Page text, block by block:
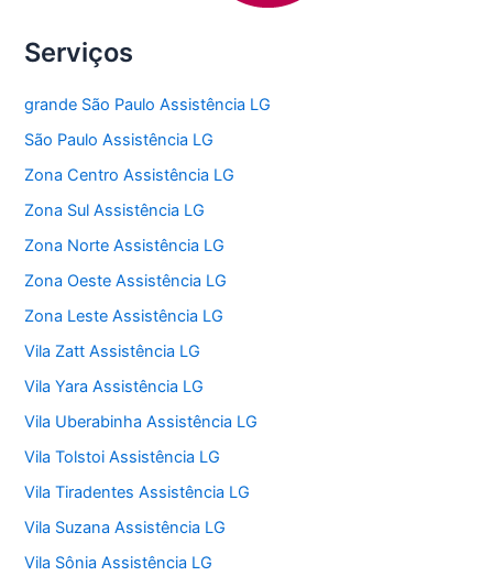
Serviços
grande São Paulo Assistência LG
São Paulo Assistência LG
Zona Centro Assistência LG
Zona Sul Assistência LG
Zona Norte Assistência LG
Zona Oeste Assistência LG
Zona Leste Assistência LG
Vila Zatt Assistência LG
Vila Yara Assistência LG
Vila Uberabinha Assistência LG
Vila Tolstoi Assistência LG
Vila Tiradentes Assistência LG
Vila Suzana Assistência LG
Vila Sônia Assistência LG